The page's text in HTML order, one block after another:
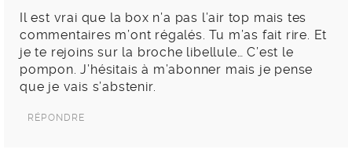
Il est vrai que la box n’a pas l’air top mais tes
commentaires m’ont régalés. Tu m’as fait rire. Et
je te rejoins sur la broche libellule… C’est le
pompon. J’hésitais à m’abonner mais je pense
que je vais s’abstenir.
RÉPONDRE